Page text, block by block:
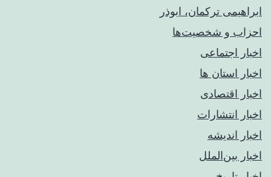
ابراهیمی ترکمان، ابوذر
احزاب و شخصیت‌ها
اخبار اجتماعی
اخبار استان ها
اخبار اقتصادی
اخبار انتشارات
اخبار اندیشه
اخبار بین‌الملل